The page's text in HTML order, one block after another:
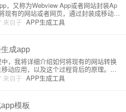
来自于 APP生成工具
，又称为Webview App或者网站封装Ap
现有的网站或者网页，通过封装成移动应
或Android）的方式，使得用户能在手机
方便地使用网站功能的技术。这种技术的
成app
来自于 APP生成工具
，我将详细介绍如何将现有的网站转换
动应用，以及这个过程背后的原理。这
些想要将网站扩展到移动平台的初学者
首先，我们来了解一下为什么要将网站转
了桌面网站。因
模板